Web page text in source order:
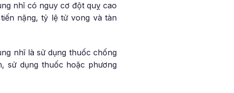
nhĩ có nguy cơ đột quỵ cao
nặng, tỷ lệ tử vong và tàn
nhĩ là sử dụng thuốc chống
sử dụng thuốc hoặc phương